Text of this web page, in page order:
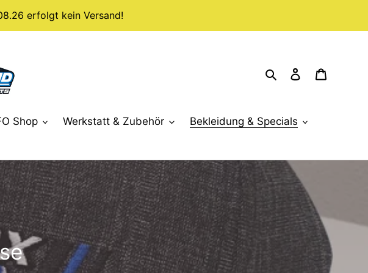
erfolgt kein Versand!
SuchenEinloggen
Shop Werkstatt & Zubehör Bekleidung & Specials